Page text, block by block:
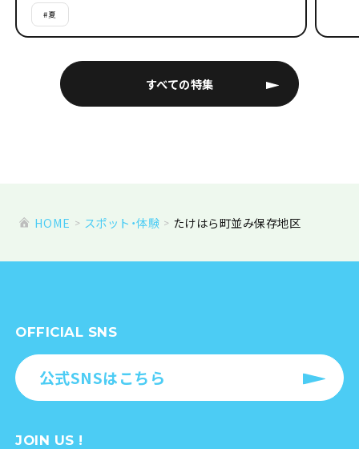
すべての特集
#夏
HOME スポット・体験 たけはら町並み保存地区
OFFICIAL SNS
公式SNSはこちら
JOIN US !